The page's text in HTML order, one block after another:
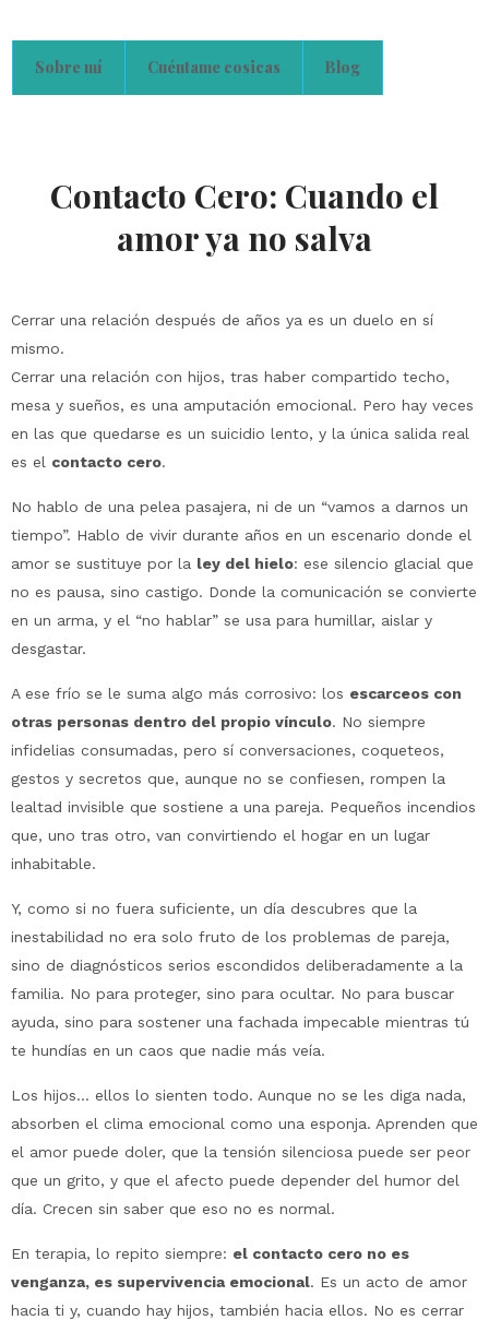
Sobre mí Cuéntame cosicas Blog
Contacto Cero: Cuando el
amor ya no salva
Cerrar una relación después de años ya es un duelo en sí
mismo.
Cerrar una relación con hijos, tras haber compartido techo,
mesa y sueños, es una amputación emocional. Pero hay veces
en las que quedarse es un suicidio lento, y la única salida real
es el contacto cero.
No hablo de una pelea pasajera, ni de un “vamos a darnos un
tiempo”. Hablo de vivir durante años en un escenario donde el
amor se sustituye por la ley del hielo: ese silencio glacial que
no es pausa, sino castigo. Donde la comunicación se convierte
en un arma, y el “no hablar” se usa para humillar, aislar y
desgastar.
A ese frío se le suma algo más corrosivo: los escarceos con
otras personas dentro del propio vínculo. No siempre
infidelias consumadas, pero sí conversaciones, coqueteos,
gestos y secretos que, aunque no se confiesen, rompen la
lealtad invisible que sostiene a una pareja. Pequeños incendios
que, uno tras otro, van convirtiendo el hogar en un lugar
inhabitable.
Y, como si no fuera suficiente, un día descubres que la
inestabilidad no era solo fruto de los problemas de pareja,
sino de diagnósticos serios escondidos deliberadamente a la
familia. No para proteger, sino para ocultar. No para buscar
ayuda, sino para sostener una fachada impecable mientras tú
te hundías en un caos que nadie más veía.
Los hijos… ellos lo sienten todo. Aunque no se les diga nada,
absorben el clima emocional como una esponja. Aprenden que
el amor puede doler, que la tensión silenciosa puede ser peor
que un grito, y que el afecto puede depender del humor del
día. Crecen sin saber que eso no es normal.
En terapia, lo repito siempre: el contacto cero no es
venganza, es supervivencia emocional. Es un acto de amor
hacia ti y, cuando hay hijos, también hacia ellos. No es cerrar